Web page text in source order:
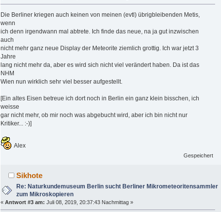
Die Berliner kriegen auch keinen von meinen (evtl) übrigbleibenden Metis,
wenn
ich denn irgendwann mal abtrete. Ich finde das neue, na ja gut inzwischen
auch
nicht mehr ganz neue Display der Meteorite ziemlich grottig. Ich war jetzt 3
Jahre
lang nicht mehr da, aber es wird sich nicht viel verändert haben. Da ist das
NHM
Wien nun wirklich sehr viel besser aufgestellt.
[Ein altes Eisen betreue ich dort noch in Berlin ein ganz klein bisschen, ich
weisse
gar nicht mehr, ob mir noch was abgebucht wird, aber ich bin nicht nur
Kritiker... :-)]
Alex
Gespeichert
Sikhote
Re: Naturkundemuseum Berlin sucht Berliner Mikrometeoritensammler
zum Mikroskopieren
« Antwort #3 am: Juli 08, 2019, 20:37:43 Nachmittag »